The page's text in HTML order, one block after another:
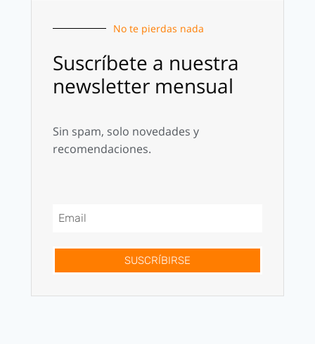
No te pierdas nada
Suscríbete a nuestra
newsletter mensual
Sin spam, solo novedades y
recomendaciones.
SUSCRÍBIRSE